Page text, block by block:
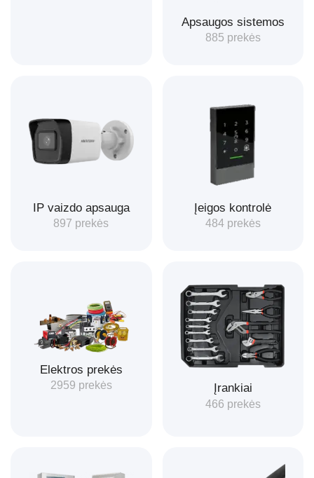
Apsaugos sistemos
885 prekės
IP vaizdo apsauga
897 prekės
Įeigos kontrolė
484 prekės
Elektros prekės
2959 prekės Įrankiai
466 prekės